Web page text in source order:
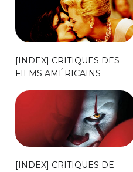
[INDEX] CRITIQUES DES
FILMS AMÉRICAINS
[INDEX] CRITIQUES DE